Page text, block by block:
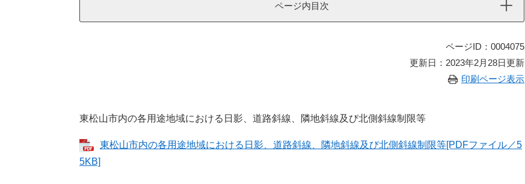
ページ内目次
ページID：0004075
更新日：2023年2月28日更新
印刷ページ表示
東松山市内の各用途地域における日影、道路斜線、隣地斜線及び北側斜線制限等
東松山市内の各用途地域における日影、道路斜線、隣地斜線及び北側斜線制限等[PDFファイル／5
5KB]